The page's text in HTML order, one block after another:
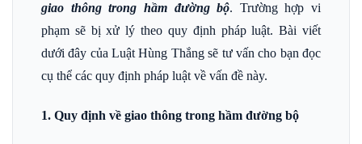
giao thông trong hầm đường bộ. Trường hợp vi
phạm sẽ bị xử lý theo quy định pháp luật. Bài viết
dưới đây của Luật Hùng Thắng sẽ tư vấn cho bạn đọc
cụ thể các quy định pháp luật về vấn đề này.
1. Quy định về giao thông trong hầm đường bộ